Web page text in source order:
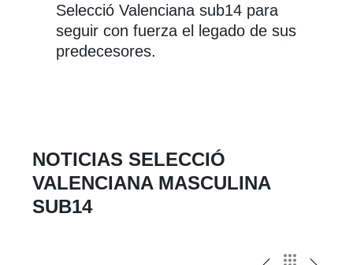
Selecció Valenciana sub14 para
seguir con fuerza el legado de sus
predecesores.
NOTICIAS SELECCIÓ
VALENCIANA MASCULINA
SUB14